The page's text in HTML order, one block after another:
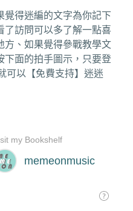
覺得迷編的文字為你記下
了訪問可以多了解一點喜
方、如果覺得參戰教學文
下面的拍手圖示，只要登
可以【免費支持】迷迷